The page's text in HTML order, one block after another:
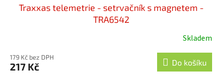
Traxxas telemetrie - setrvačník s magnetem -
TRA6542
Skladem
179 Kč bez DPH
217 Kč Do košíku